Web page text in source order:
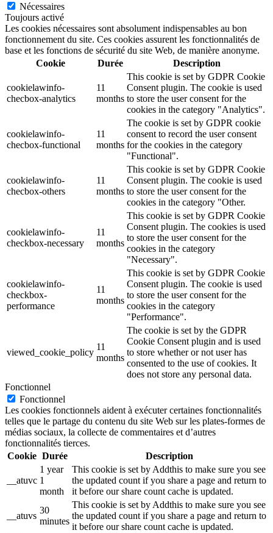
Nécessaires
Toujours activé
Les cookies nécessaires sont absolument indispensables au bon
fonctionnement du site. Ces cookies assurent les fonctionnalités de
base et les fonctions de sécurité du site Web, de manière anonyme.
Cookie
Durée Description
cookielawinfo-
checbox-analytics
11
months
This cookie is set by GDPR Cookie
Consent plugin. The cookie is used
to store the user consent for the
cookies in the category "Analytics".
cookielawinfo-
checbox-functional
11
months
The cookie is set by GDPR cookie
consent to record the user consent
for the cookies in the category
"Functional".
cookielawinfo-
checbox-others
11
months
This cookie is set by GDPR Cookie
Consent plugin. The cookie is used
to store the user consent for the
cookies in the category "Other.
cookielawinfo-
checkbox-necessary
11
months
This cookie is set by GDPR Cookie
Consent plugin. The cookies is used
to store the user consent for the
cookies in the category
"Necessary".
cookielawinfo-
checkbox-
performance
11
months
This cookie is set by GDPR Cookie
Consent plugin. The cookie is used
to store the user consent for the
cookies in the category
"Performance".
viewed_cookie_policy
11
months
The cookie is set by the GDPR
Cookie Consent plugin and is used
to store whether or not user has
consented to the use of cookies. It
does not store any personal data.
Fonctionnel
Fonctionnel
Les cookies fonctionnels aident à exécuter certaines fonctionnalités
telles que le partage du contenu du site Web sur les plates-formes de
médias sociaux, la collecte de commentaires et d’autres
fonctionnalités tierces.
Cookie Durée Description
__atuvc
1 year
1
month
This cookie is set by Addthis to make sure you see
the updated count if you share a page and return to
it before our share count cache is updated.
__atuvs
30
minutes
This cookie is set by Addthis to make sure you see
the updated count if you share a page and return to
it before our share count cache is updated.